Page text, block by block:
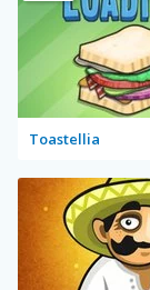
Toastellia